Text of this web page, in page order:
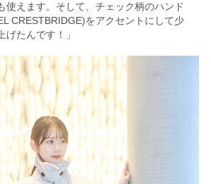
使えます。そして、チェック柄のハンド
CRESTBRIDGE)をアクセントにして少
げたんです！」